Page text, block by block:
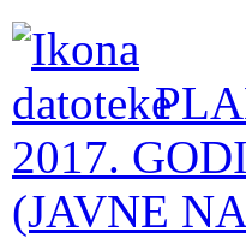
2017.
(JAVNE